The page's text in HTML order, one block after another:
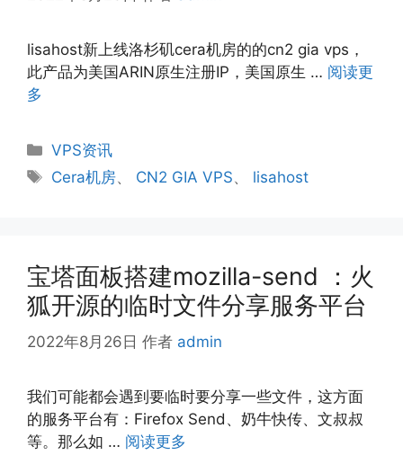
lisahost新上线洛杉矶cera机房的的cn2 gia vps，
此产品为美国ARIN原生注册IP，美国原生 … 阅读更
多
分
类
VPS资讯
标
Cera机房、 CN2 GIA VPS、 lisahost
宝塔面板搭建mozilla-send ：火
狐开源的临时文件分享服务平台
2022年8月26日 作者 admin
我们可能都会遇到要临时要分享一些文件，这方面
的服务平台有：Firefox Send、奶牛快传、文叔叔
等。那么如 … 阅读更多